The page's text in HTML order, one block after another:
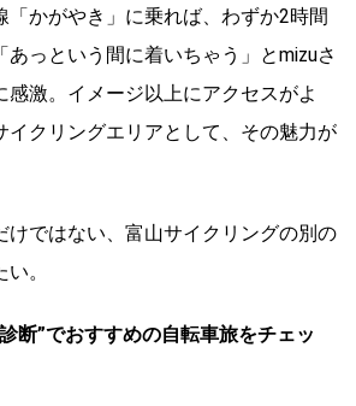
「かがやき」に乗れば、わずか2時間
あっという間に着いちゃう」とmizuさ
感激。イメージ以上にアクセスがよ
イクリングエリアとして、その魅力が
けではない、富山サイクリングの別の
。
断”でおすすめの自転車旅をチェッ